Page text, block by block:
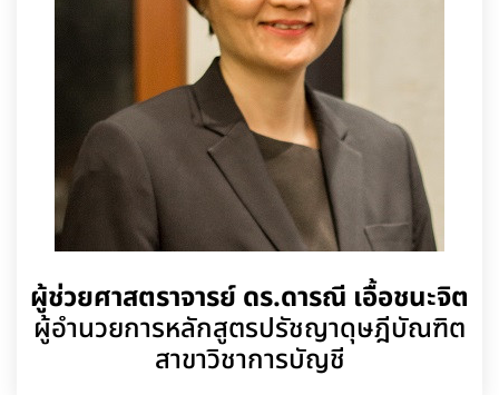
ผู้ช่วยศาสตราจารย์ ดร.ดารณี เอื้อชนะจิต
ผู้อำนวยการหลักสูตรปรัชญาดุษฎีบัณฑิต
สาขาวิชาการบัญชี